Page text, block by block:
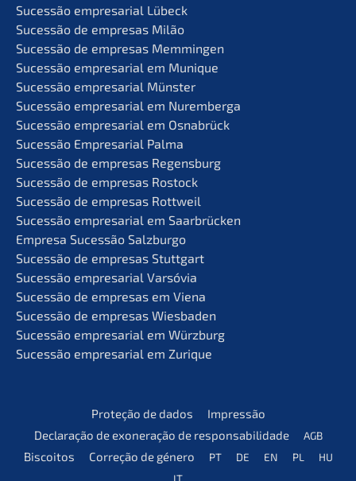
Suces­são empre­sa­ri­al Lübeck
Suces­são de empre­sas Milão
Suces­são de empre­sas Memmingen
Suces­são empre­sa­ri­al em Munique
Suces­são empre­sa­ri­al Münster
Suces­são empre­sa­ri­al em Nuremberga
Suces­são empre­sa­ri­al em Osnabrück
Suces­são Empre­sa­ri­al Palma
Suces­são de empre­sas Regensburg
Suces­são de empre­sas Rostock
Suces­são de empre­sas Rottweil
Suces­são empre­sa­ri­al em Saarbrücken
Empre­sa Suces­são Salzburgo
Suces­são de empre­sas Stuttgart
Suces­são empre­sa­ri­al Varsóvia
Suces­são de empre­sas em Viena
Suces­são de empre­sas Wiesbaden
Suces­são empre­sa­ri­al em Würzburg
Suces­são empre­sa­ri­al em Zurique
Prote­ção de dados
Impres­são
Decla­ra­ção de exonera­ção de responsabilidade
AGB
Bisco­i­tos Corre­ção de género PT DE EN PL
HU